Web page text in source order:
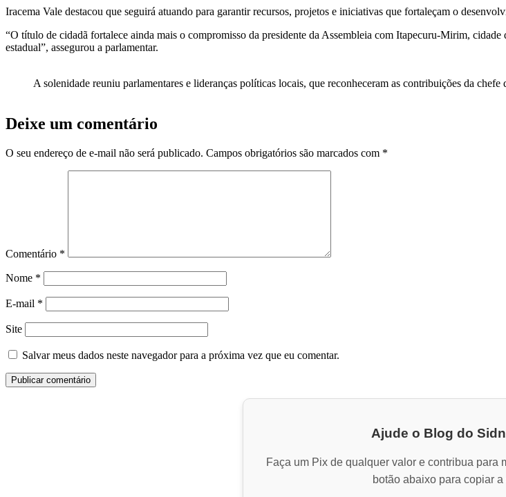
Iracema Vale destacou que seguirá atuando para garantir recursos, projetos e iniciativas que fortaleçam o
“O título de cidadã fortalece ainda mais o compromisso da presidente da Assembleia com Itapecuru-Mirim,
estadual”, assegurou a parlamentar.
A solenidade reuniu parlamentares e lideranças políticas locais, que reconheceram as contribuições da
Deixe um comentário
O seu endereço de e-mail não será publicado. Campos obrigatórios são marcados com *
Comentário *
Nome *
E-mail *
Site
Salvar meus dados neste navegador para a próxima vez que eu comentar.
Ajude o Blog do
Faça um Pix de qualquer valor e contribua para
botão abaixo para copiar